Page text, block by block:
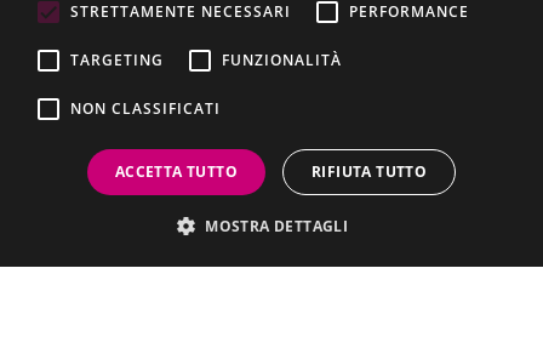
STRETTAMENTE NECESSARI
PERFORMANCE
TARGETING FUNZIONALITÀ
NON CLASSIFICATI
ACCETTA TUTTO RIFIUTA TUTTO
MOSTRA DETTAGLI